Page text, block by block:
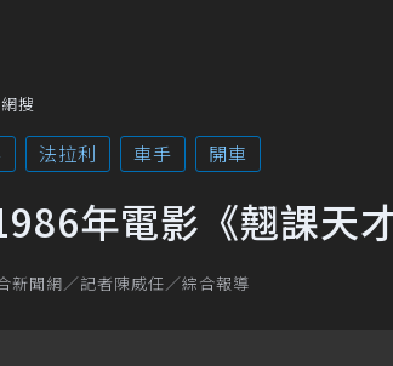
搜
法拉利 車手 開車
年電影《翹課天
新聞網／記者陳威任／綜合報導